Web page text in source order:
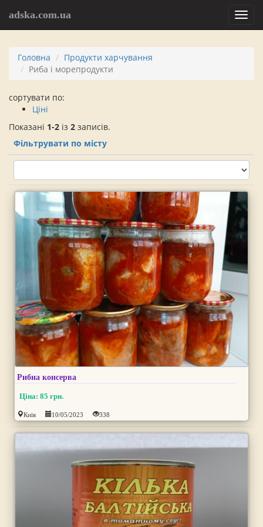
Toggle
adska.com.ua
Головна
Продукти харчування
Риба і морепродукти
сортувати по:
Ціні
Показані 1-2 із 2 записів.
Фільтрувати по місту
Рибна консерва
Ціна: 85 грн.
Київ 10/05/2023 338